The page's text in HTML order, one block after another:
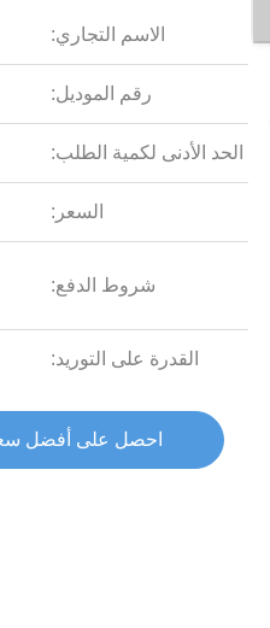
الاسم التجاري:
رقم الموديل:
الحد الأدنى لكمية الطلب:
السعر:
شروط الدفع:
القدرة على التوريد:
احصل على أفضل